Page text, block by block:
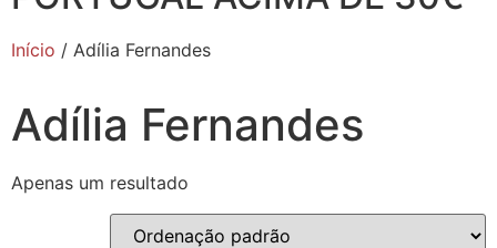
Início / Adília Fernandes
Adília Fernandes
Apenas um resultado